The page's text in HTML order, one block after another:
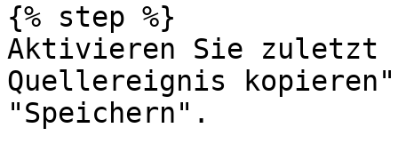
{% step %}
Aktivieren Sie zuletzt
Quellereignis
"Speichern".